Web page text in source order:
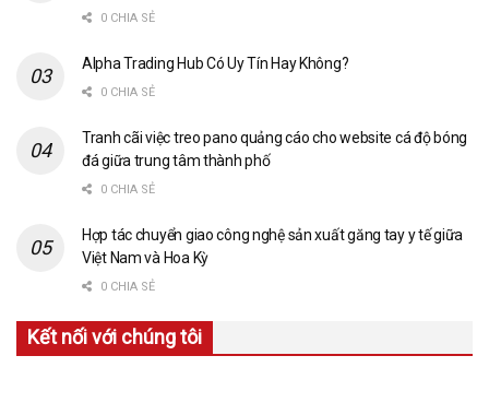
0 CHIA SẺ
Alpha Trading Hub Có Uy Tín Hay Không?
0 CHIA SẺ
Tranh cãi việc treo pano quảng cáo cho website cá độ bóng
đá giữa trung tâm thành phố
0 CHIA SẺ
Hợp tác chuyển giao công nghệ sản xuất găng tay y tế giữa
Việt Nam và Hoa Kỳ
0 CHIA SẺ
Kết nối với chúng tôi